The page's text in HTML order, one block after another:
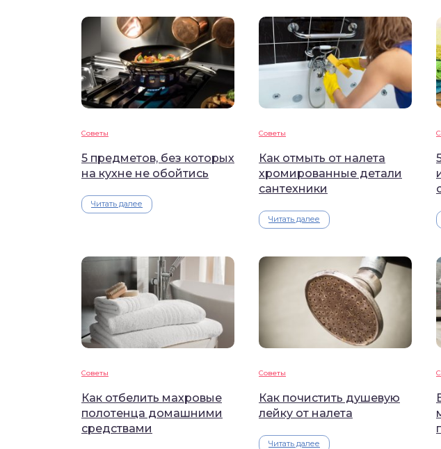
Советы
5 предметов, без которых
на кухне не обойтись
Читать далее
Советы
Как отмыть от налета
хромированные детали
сантехники
Читать далее
Советы
Как отбелить махровые
полотенца домашними
средствами
Советы
Как почистить душевую
лейку от налета
Читать далее